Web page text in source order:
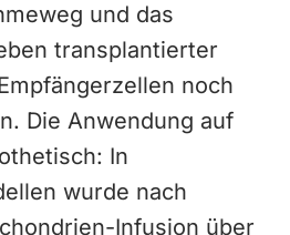
und das
transplantierter
noch
Die Anwendung auf
In
wurde nach
Infusion über